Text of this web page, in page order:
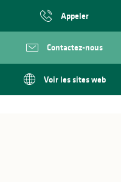
Appeler
Contactez-nous
Voir les sites web